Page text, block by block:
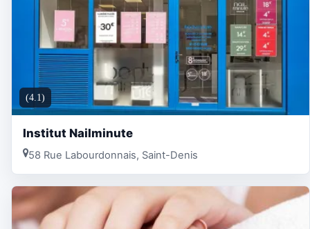
(4.1)
Institut Nailminute
58 Rue Labourdonnais, Saint-Denis